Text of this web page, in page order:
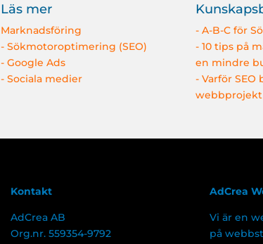
Läs mer
Marknadsföring
- Sökmotoroptimering (SEO)
- Google Ads
- Sociala medier
- A-B-C för
- 10 tips på
en mindre
- Varför SEO
webbprojekt
Kontakt
AdCrea AB
Org.nr. 559354-9792
AdCrea
Vi är en
på